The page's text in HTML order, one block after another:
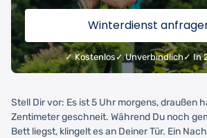
Winterdienst
✓ Kostenlos✓ Unverbindlich ✓ In
Stell Dir vor: Es ist 5 Uhr morgens, draußen
Zentimeter geschneit. Während Du noch
Bett liegst, klingelt es an Deiner Tür. Ein